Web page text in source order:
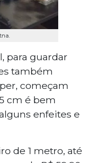
para guardar
também
começam
cm é bem
enfeites e
de 1 metro, até